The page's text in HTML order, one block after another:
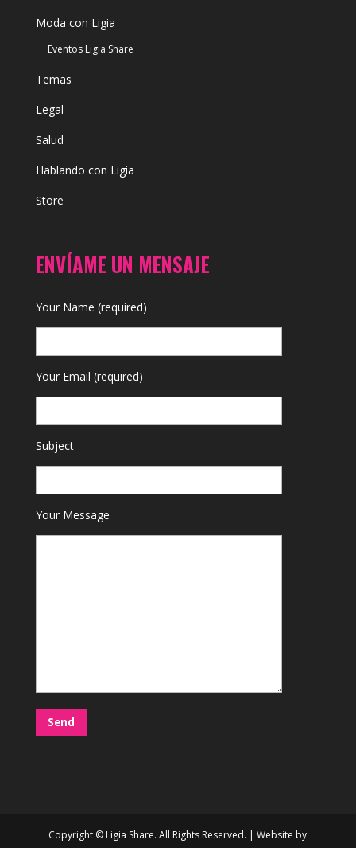
Moda con Ligia
Eventos Ligia Share
Temas
Legal
Salud
Hablando con Ligia
Store
ENVÍAME UN MENSAJE
Your Name (required)
Your Email (required)
Subject
Your Message
Copyright © Ligia Share. All Rights Reserved. | Website by